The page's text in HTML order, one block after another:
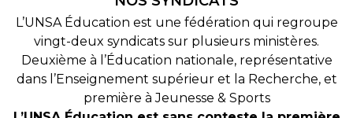
L’UNSA Éducation est une fédération qui regroupe
vingt-deux syndicats sur plusieurs ministères.
Deuxième à l’Éducation nationale, représentative
dans l’Enseignement supérieur et la Recherche, et
première à Jeunesse & Sports